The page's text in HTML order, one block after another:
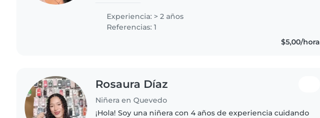
Experiencia: > 2 años
Referencias: 1
$5,00/hora
Rosaura Díaz
Niñera en Quevedo
¡Hola! Soy una niñera con 4 años de experiencia cuidando